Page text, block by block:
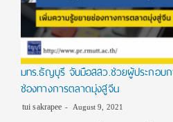
มทร.ธัญบุรี จับมือสสว.ช่วยผู้ประกอบก
ช่องทางการตลาดมุ่งสู่จีน
tui sakrapee August 9, 2021